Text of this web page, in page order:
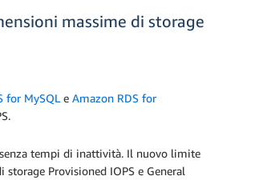
massime di storage
for MySQL e Amazon RDS for
tempi di inattività. Il nuovo limite
Provisioned IOPS e General